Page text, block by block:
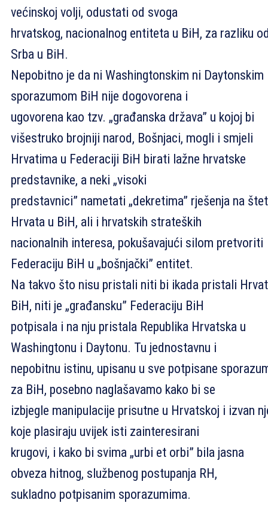
većinskoj volji, odustati od svoga
hrvatskog, nacionalnog entiteta u BiH, za razliku
Srba u BiH.
Nepobitno je da ni Washingtonskim ni Daytonskim
sporazumom BiH nije dogovorena i
ugovorena kao tzv. „građanska država” u kojoj bi
višestruko brojniji narod, Bošnjaci, mogli i smjeli
Hrvatima u Federaciji BiH birati lažne hrvatske
predstavnike, a neki „visoki
predstavnici” nametati „dekretima” rješenja na
Hrvata u BiH, ali i hrvatskih strateških
nacionalnih interesa, pokušavajući silom pretvoriti
Federaciju BiH u „bošnjački” entitet.
Na takvo što nisu pristali niti bi ikada pristali
BiH, niti je „građansku” Federaciju BiH
potpisala i na nju pristala Republika Hrvatska u
Washingtonu i Daytonu. Tu jednostavnu i
nepobitnu istinu, upisanu u sve potpisane
za BiH, posebno naglašavamo kako bi se
izbjegle manipulacije prisutne u Hrvatskoj i izvan
koje plasiraju uvijek isti zainteresirani
krugovi, i kako bi svima „urbi et orbi” bila jasna
obveza hitnog, službenog postupanja RH,
sukladno potpisanim sporazumima.